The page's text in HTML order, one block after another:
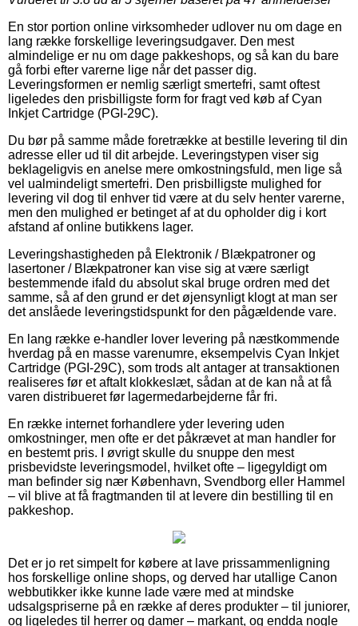
En stor portion online virksomheder udlover nu om dage en
lang række forskellige leveringsudgaver. Den mest
almindelige er nu om dage pakkeshops, og så kan du bare
gå forbi efter varerne lige når det passer dig.
Leveringsformen er nemlig særligt smertefri, samt oftest
ligeledes den prisbilligste form for fragt ved køb af Cyan
Inkjet Cartridge (PGI-29C).
Du bør på samme måde foretrække at bestille levering til din
adresse eller ud til dit arbejde. Leveringstypen viser sig
beklageligvis en anelse mere omkostningsfuld, men lige så
vel ualmindeligt smertefri. Den prisbilligste mulighed for
levering vil dog til enhver tid være at du selv henter varerne,
men den mulighed er betinget af at du opholder dig i kort
afstand af online butikkens lager.
Leveringshastigheden på Elektronik / Blækpatroner og
lasertoner / Blækpatroner kan vise sig at være særligt
bestemmende ifald du absolut skal bruge ordren med det
samme, så af den grund er det øjensynligt klogt at man ser
det anslåede leveringstidspunkt for den pågældende vare.
En lang række e-handler lover levering på næstkommende
hverdag på en masse varenumre, eksempelvis Cyan Inkjet
Cartridge (PGI-29C), som trods alt antager at transaktionen
realiseres før et aftalt klokkeslæt, sådan at de kan nå at få
varen distribueret før lagermedarbejderne får fri.
En række internet forhandlere yder levering uden
omkostninger, men ofte er det påkrævet at man handler for
en bestemt pris. I øvrigt skulle du snuppe den mest
prisbevidste leveringsmodel, hvilket ofte – ligegyldigt om
man befinder sig nær København, Svendborg eller Hammel
– vil blive at få fragtmanden til at levere din bestilling til en
pakkeshop.
Det er jo ret simpelt for købere at lave prissammenligning
hos forskellige online shops, og derved har utallige Canon
webbutikker ikke kunne lade være med at mindske
udsalgspriserne på en række af deres produkter – til juniorer,
og ligeledes til herrer og damer – markant, og endda nogle